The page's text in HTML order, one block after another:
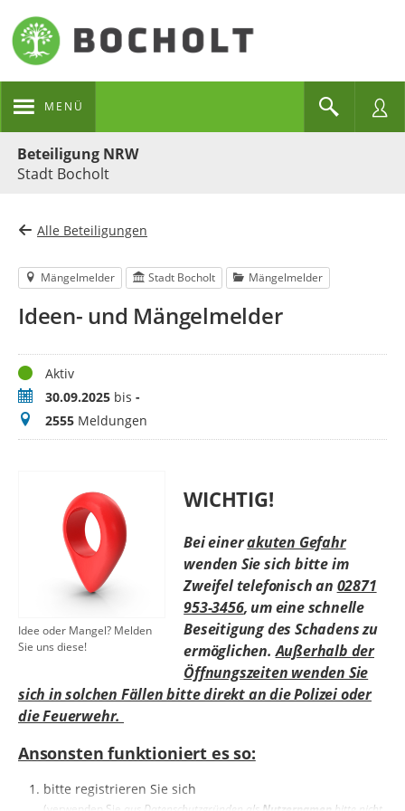
MENÜ
Beteiligung NRW
Stadt Bocholt
Alle Beteiligungen
Mängelmelder Stadt Bocholt Mängelmelder
Ideen- und Mängelmelder
StatusAktiv
Zeitraum30.09.2025 bis -
Meldungen
2555 Meldungen
Idee oder Mangel? Melden
Sie uns diese!
WICHTIG!
Bei einerakuten Gefahr
wenden Sie sich bitte im
Zweifel telefonisch an 02871
953-3456, um eine schnelle
Beseitigung des Schadens zu
ermöglichen.Außerhalb der
Öffnungszeiten wenden Sie
sich in solchen Fällen bitte direkt an die Polizei oder
die Feuerwehr.
Ansonsten funktioniert es so:
bitte registrieren Sie sich